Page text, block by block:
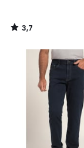
3,7
/